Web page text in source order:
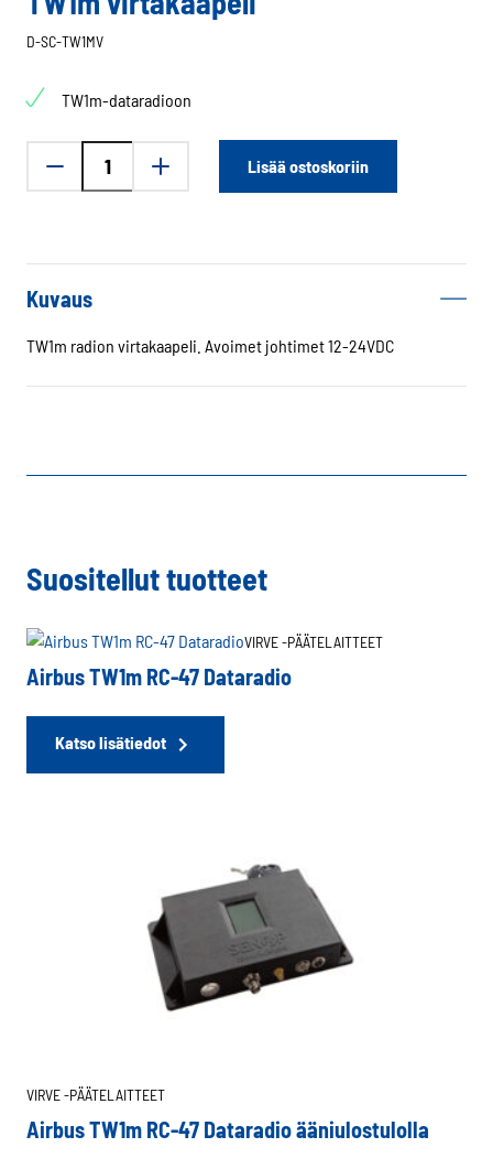
D-SC-TW1MV
TW1m-dataradioon
virtakaapeli
Lisää ostoskoriin
Kuvaus
TW1m radion virtakaapeli. Avoimet johtimet 12-24VDC
Suositellut tuotteet
VIRVE -PÄÄTELAITTEET
Airbus TW1m RC-47 Dataradio
Katso lisätiedot
VIRVE -PÄÄTELAITTEET
Airbus TW1m RC-47 Dataradio ääniulostulolla